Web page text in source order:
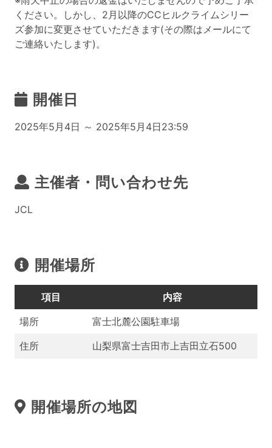
ください。しかし、2月以降のCCヒルクライムシリー
ズ参加に変更させていただきます(その際はメールにて
ご連絡いたします)。
開催日
2025年5月4日 ～ 2025年5月4日23:59
主催者・問い合わせ先
JCL
開催場所
項目
内容
場所
富士北麓公園駐車場
住所
山梨県富士吉田市上吉田立石500
開催場所の地図